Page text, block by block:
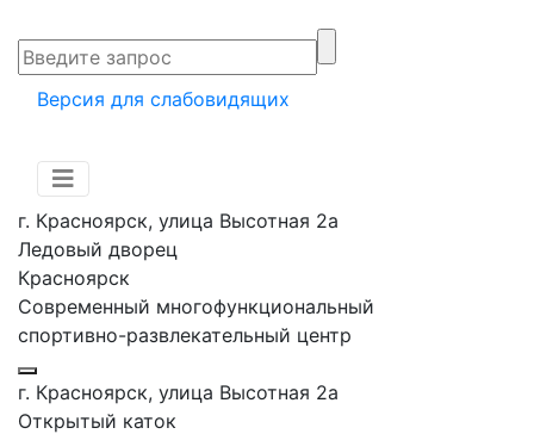
Версия для слабовидящих
г. Красноярск, улица Высотная 2a
Ледовый дворец
Красноярск
Современный многофункциональный
спортивно-развлекательный центр
г. Красноярск, улица Высотная 2a
Открытый каток